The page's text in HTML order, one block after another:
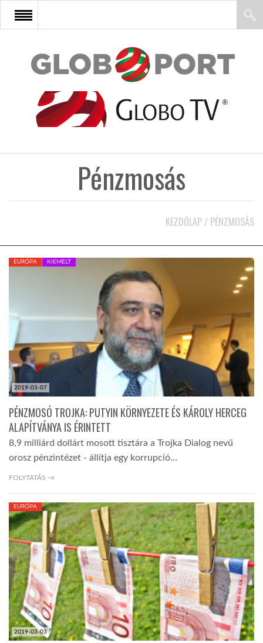
FŐOLDAL
AFRIKA
AUSZTRÁLIA
A VILÁG ITTHON
GLOBOTV BP
HÍR3D
TROPICALMAGAZIN
GLOBOTV
AFRIKA TUDÁSTÁR
Pénzmosás
KEZDŐLAP / PÉNZMOSÁS
2019-03-07
EURÓPA KIEMELT
PÉNZMOSÓ TROJKA: PUTYIN KÖRNYEZETE ÉS KÁROLY HERCEG
ALAPÍTVÁNYA IS ÉRINTETT
8,9 milliárd dollárt mosott tisztára a Trojka Dialog nevű
orosz pénzintézet - állítja egy korrupció…
FOLYTATÁS →
2019-03-03
EURÓPA